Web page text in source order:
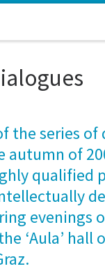
the series of
autumn of
qualified
evenings
‘Aula’ hall